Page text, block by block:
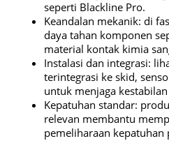
seperti Blackline Pro.
Keandalan mekanik: di
daya tahan komponen
material kontak kimia
Instalasi dan integrasi:
terintegrasi ke skid,
untuk menjaga
Kepatuhan standar:
relevan membantu
pemeliharaan kepatuhan